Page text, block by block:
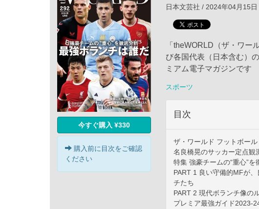
今すぐ購入 ¥330
購入前に目次をご確認
ください
日本文芸社 / 2024年04月15
「theWORLD（ザ・ワー
び各国代表（日本含む）
ミアム電子マガジンです
スポーツ
目次
ザ・ワールド フットボー
名良橋晃のサッカー定点観
特集 強豪チームの“重心”
PART 1 良い守備的MFが
チたち
PART 2 現代ボランチ像の
プレミア最強ガイド2023-